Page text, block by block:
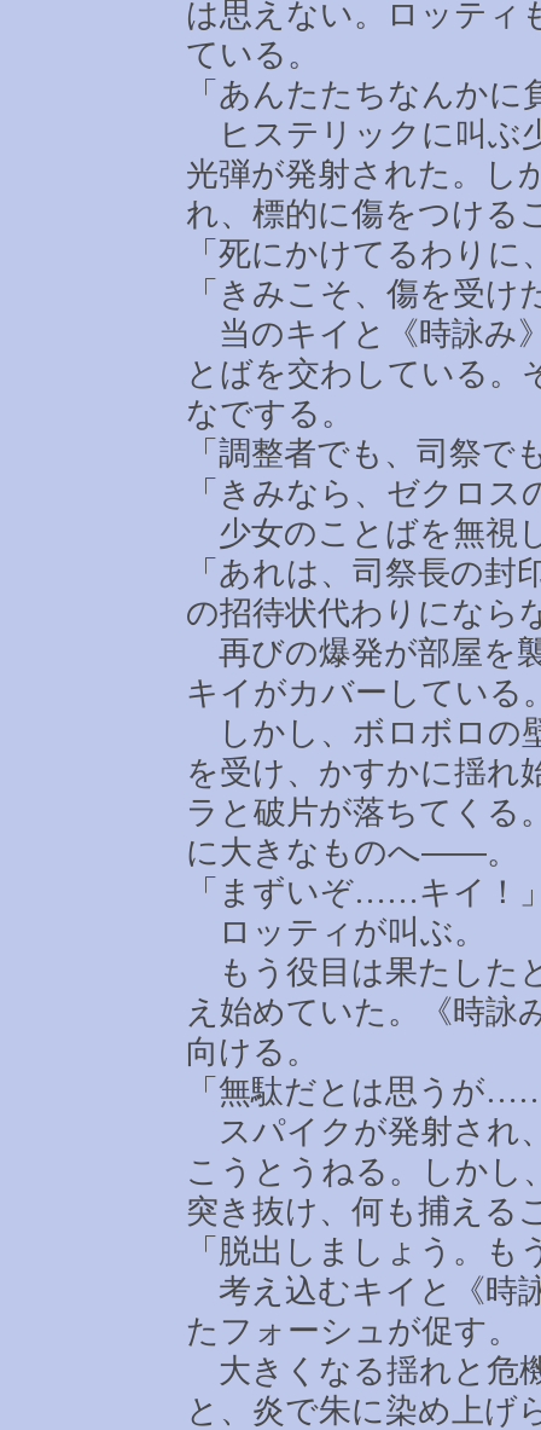
は思えない。ロッティ
ている。
「あんたたちなんかに
ヒステリックに叫ぶ
光弾が発射された。し
れ、標的に傷をつける
「死にかけてるわり
「きみこそ、傷を受
当のキイと《時詠み
とばを交わしている。
なでする。
「調整者でも、司祭で
「きみなら、ゼクロ
少女のことばを無視
「あれは、司祭長の
の招待状代わりになら
再びの爆発が部屋を
キイがカバーしている
しかし、ボロボロの
を受け、かすかに揺れ
ラと破片が落ちてくる
に大きなものへ――。
「まずいぞ……キイ！
ロッティが叫ぶ。
もう役目は果たした
え始めていた。《時詠
向ける。
「無駄だとは思うが
スパイクが発射され
こうとうねる。しかし
突き抜け、何も捕える
「脱出しましょう。
考え込むキイと《時
たフォーシュが促す。
大きくなる揺れと危
と、炎で朱に染め上げ